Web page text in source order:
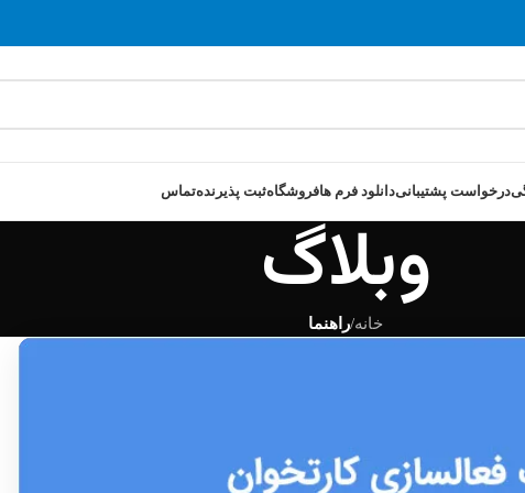
درخواست پشتیبانیدانلود فرم هافروشگاهثبت پذیرندهتماس
وبلاگ
خانه/راهنما